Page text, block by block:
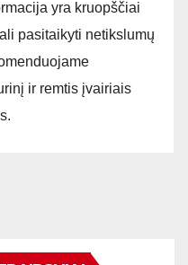
yra kruopščiai
pasitaikyti netikslumų
ir remtis įvairiais